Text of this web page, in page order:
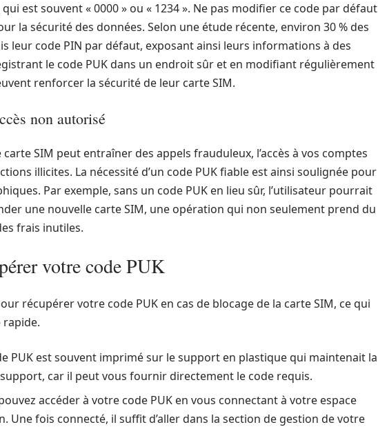
est souvent « 0000 » ou « 1234 ». Ne pas modifier ce code par défaut
la sécurité des données. Selon une étude récente, environ 30 % des
leur code PIN par défaut, exposant ainsi leurs informations à des
le code PUK dans un endroit sûr et en modifiant régulièrement
renforcer la sécurité de leur carte SIM.
non autorisé
SIM peut entraîner des appels frauduleux, l’accès à vos comptes
illicites. La nécessité d’un code PUK fiable est ainsi soulignée pour
Par exemple, sans un code PUK en lieu sûr, l’utilisateur pourrait
une nouvelle carte SIM, une opération qui non seulement prend du
frais inutiles.
votre code PUK
récupérer votre code PUK en cas de blocage de la carte SIM, ce qui
rapide.
PUK est souvent imprimé sur le support en plastique qui maintenait la
support, car il peut vous fournir directement le code requis.
accéder à votre code PUK en vous connectant à votre espace
Une fois connecté, il suffit d’aller dans la section de gestion de votre